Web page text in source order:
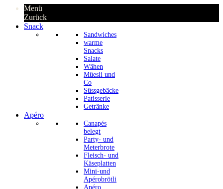
Menü
Zurück
Snack
Sandwiches
warme
Snacks
Salate
Wähen
Müesli und
Co
Süssgebäcke
Patisserie
Getränke
Apéro
Canapés
belegt
Party- und
Meterbrote
Fleisch- und
Käseplatten
Mini-und
Apérobrötli
Apéro